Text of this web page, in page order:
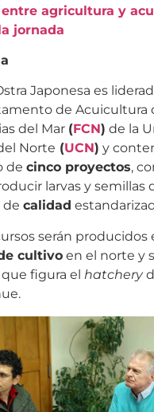
agricultura y
jornada
Japonesa es
de Acuicultura
del Mar (FCN) de la
Norte (UCN) y
de cinco proyectos,
larvas y semillas
de calidad
serán
cultivo en el norte y
figura el hatchery